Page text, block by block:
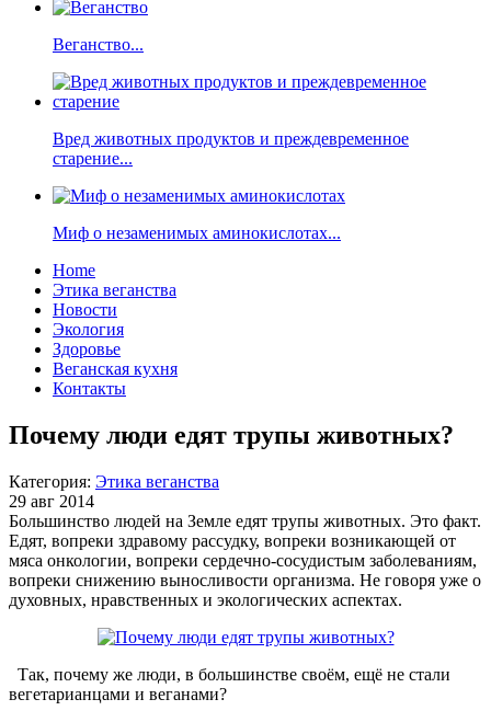
Веганство...
Вред животных продуктов и преждевременное
старение...
Миф о незаменимых аминокислотах...
Home
Этика веганства
Новости
Экология
Здоровье
Веганская кухня
Контакты
Почему люди едят трупы животных?
Категория: Этика веганства
29 авг 2014
Большинство людей на Земле едят трупы животных. Это факт.
Едят, вопреки здравому рассудку, вопреки возникающей от
мяса онкологии, вопреки сердечно-сосудистым заболеваниям,
вопреки снижению выносливости организма. Не говоря уже о
духовных, нравственных и экологических аспектах.
Так, почему же люди, в большинстве своём, ещё не стали
вегетарианцами и веганами?